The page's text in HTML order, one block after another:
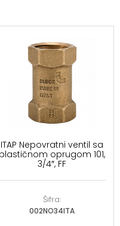
ITAP Nepovratni ventil sa
plastičnom oprugom 101,
3/4″, FF
Šifra:
002NO34ITA